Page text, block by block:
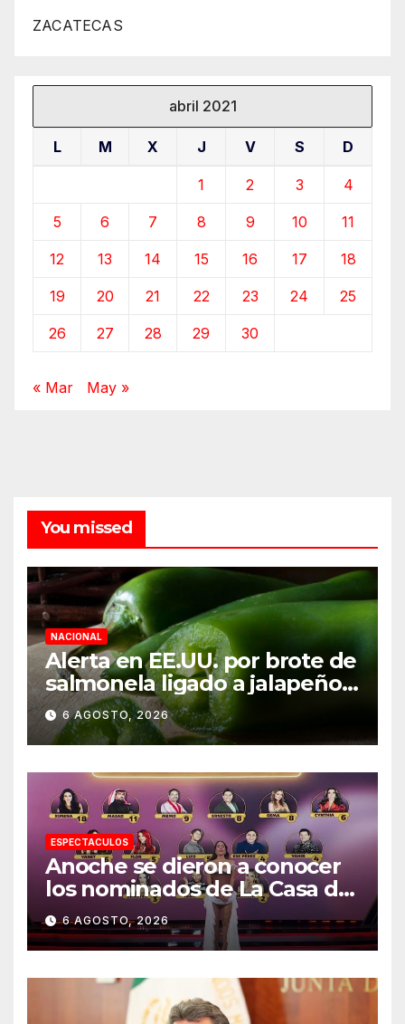
ZACATECAS
abril 2021
L M X J V S D
1 2 3 4
5 6 7 8 9 10 11
12 13 14 15 16 17 18
19 20 21 22 23 24 25
26 27 28 29 30
« Mar May »
You missed
NACIONAL
Alerta en EE.UU. por brote de
salmonela ligado a jalapeños
mexicanos; reportan 345
casos
6 AGOSTO, 2026
ESPECTACULOS
Anoche se dieron a conocer
los nominados de La Casa de
los Famosos México 2026 en
la segunda semana
6 AGOSTO, 2026